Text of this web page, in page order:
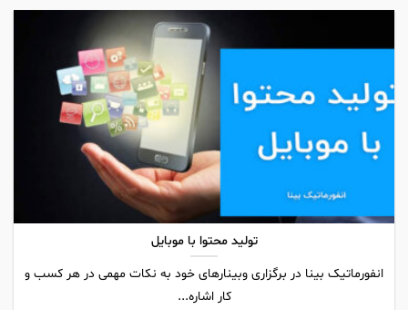
تولید محتوا با موبایل
انفورماتیک بینا در برگزاری وبینارهای خود به نکات مهمی در هر کسب و
کار اشاره...